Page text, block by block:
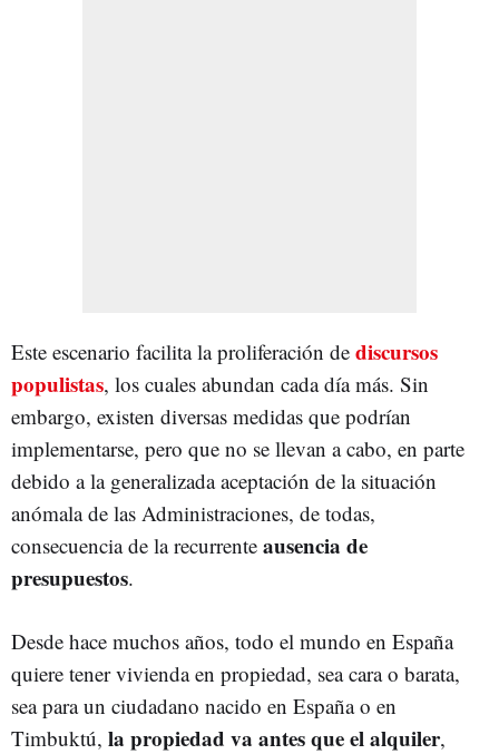
Este escenario facilita la proliferación de discursos
populistas, los cuales abundan cada día más. Sin
embargo, existen diversas medidas que podrían
implementarse, pero que no se llevan a cabo, en parte
debido a la generalizada aceptación de la situación
anómala de las Administraciones, de todas,
consecuencia de la recurrente ausencia de
presupuestos.
Desde hace muchos años, todo el mundo en España
quiere tener vivienda en propiedad, sea cara o barata,
sea para un ciudadano nacido en España o en
Timbuktú, la propiedad va antes que el alquiler,